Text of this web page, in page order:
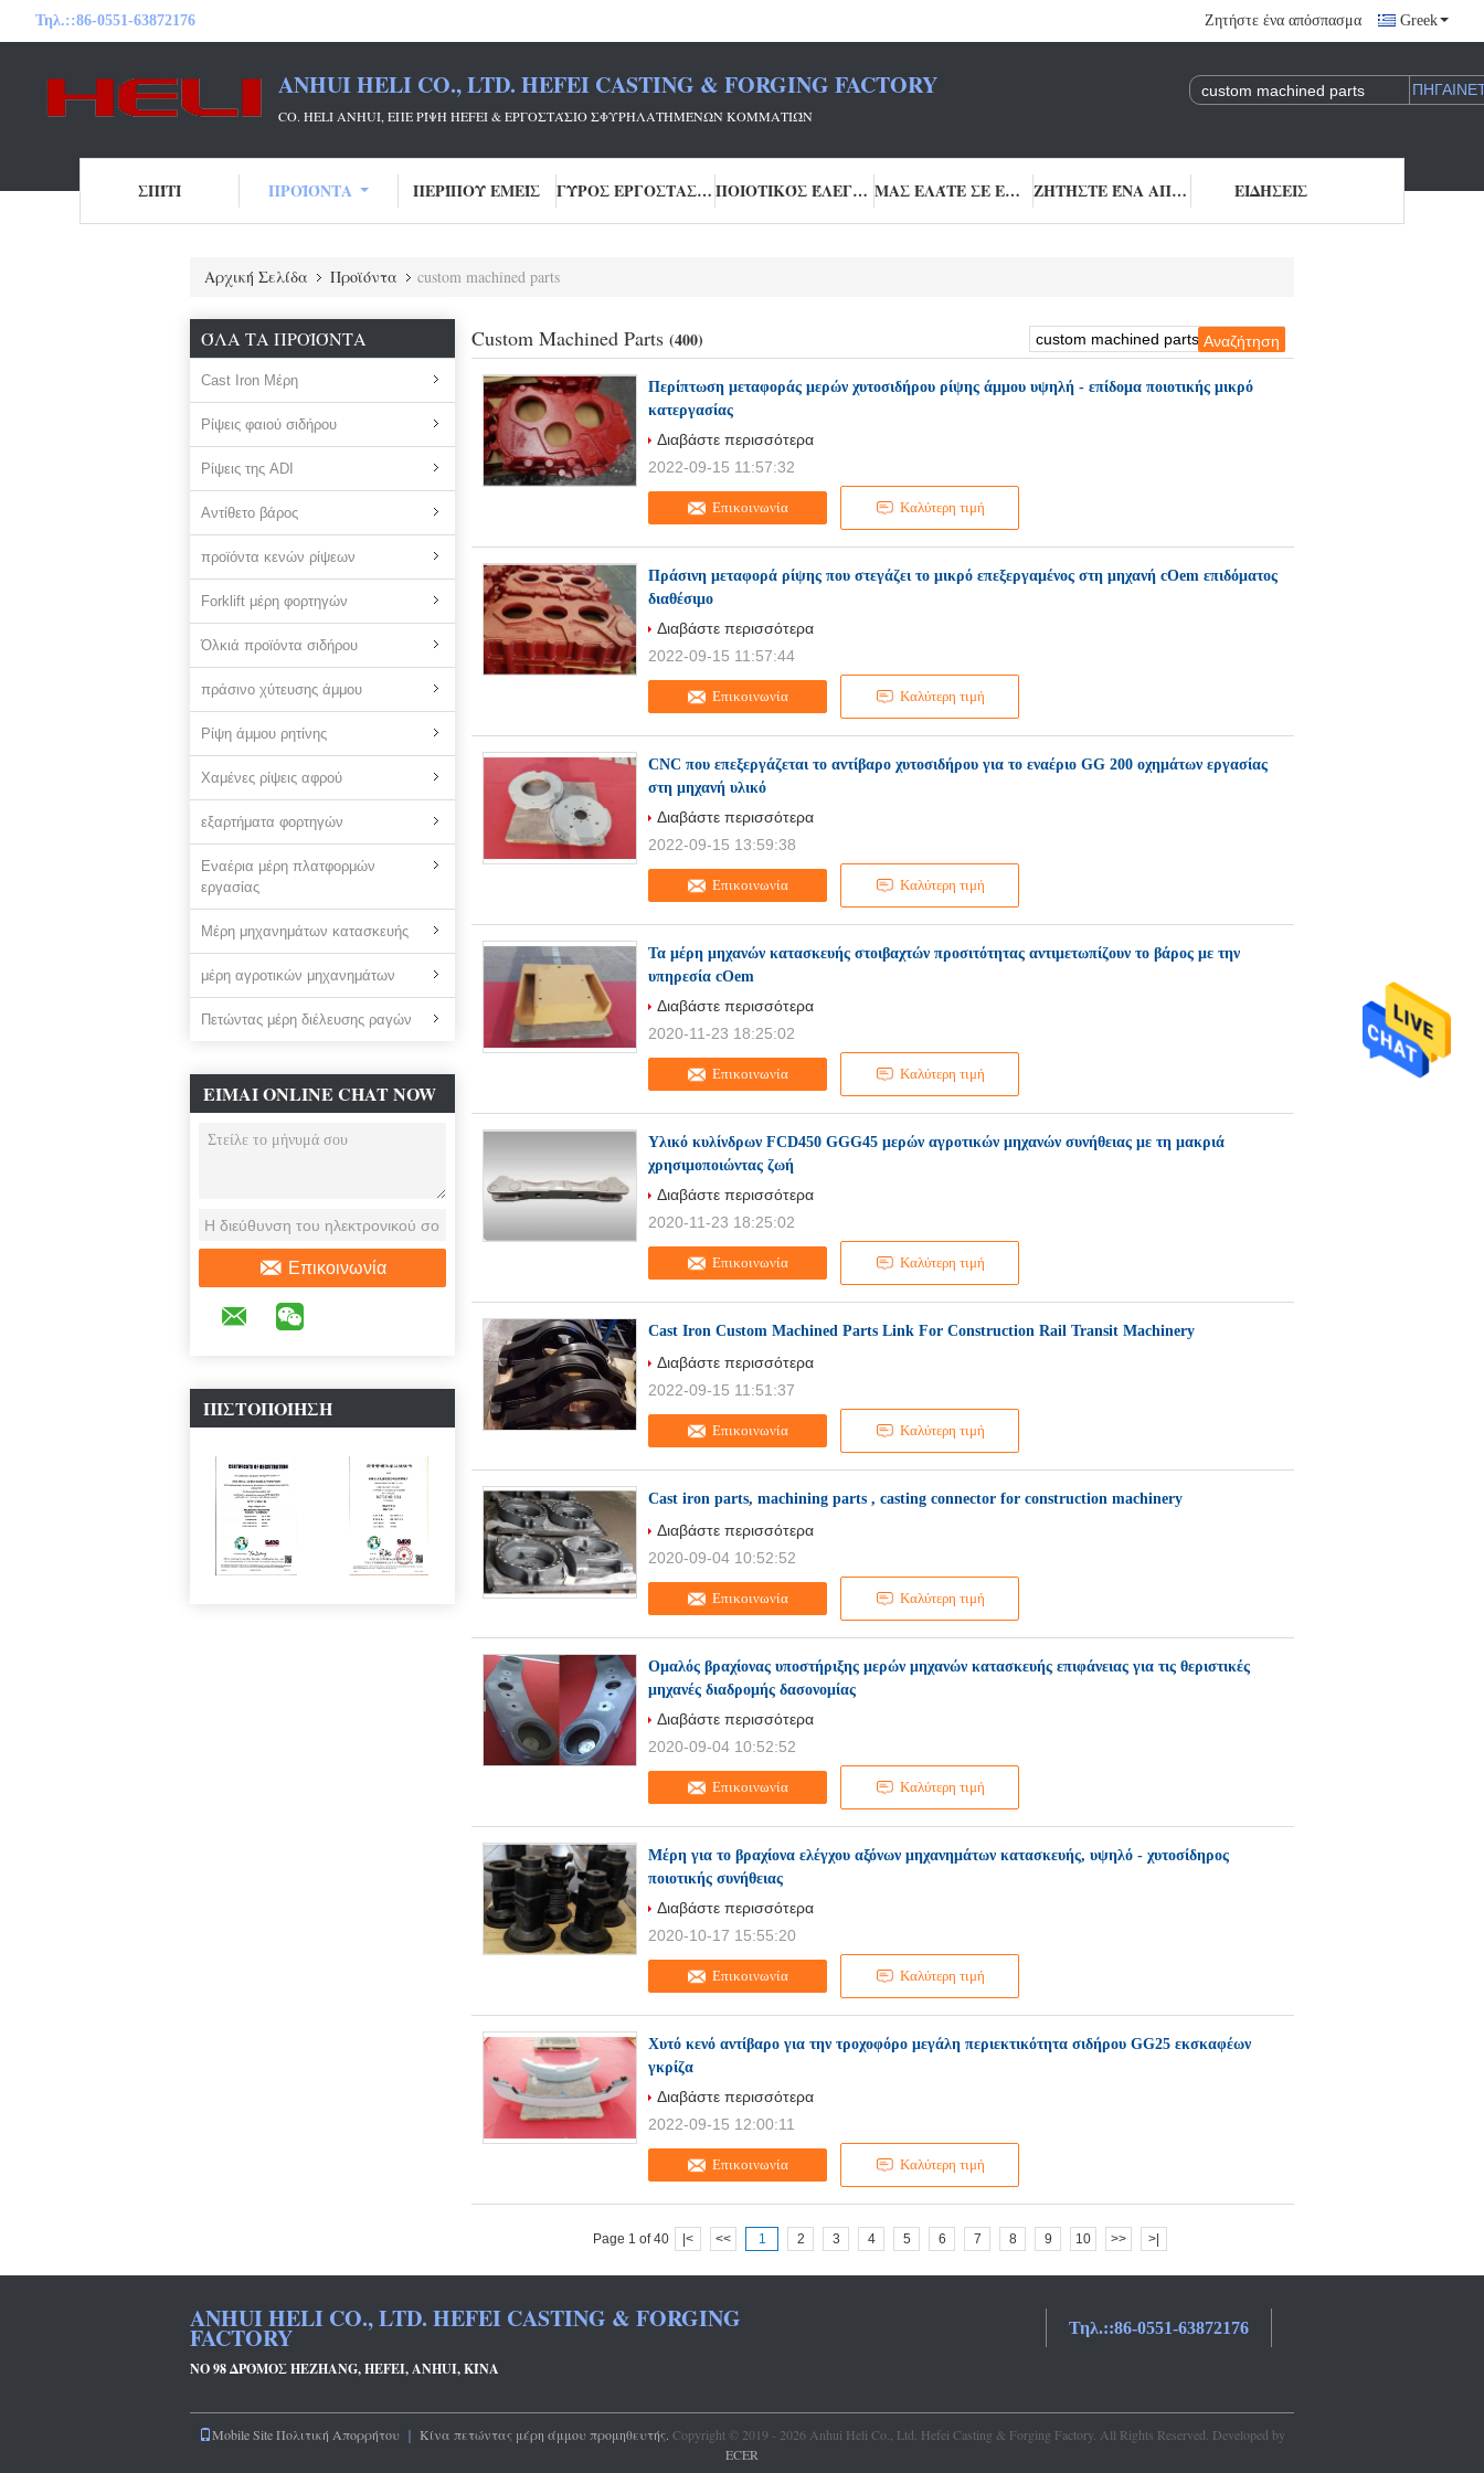
Τηλ.::86-0551-63872176 Ζητήστε ένα απόσπασμα Greek
ANHUI HELI CO., LTD. HEFEI CASTING & FORGING FACTORY
CO. HELI ANHUI, ΕΠΕ ΡΊΨΗ HEFEI & ΕΡΓΟΣΤΆΣΙΟ ΣΦΥΡΗΛΑΤΗΜΈΝΩΝ ΚΟΜΜΑΤΙΏΝ
ΣΠΊΤΙ ΠΡΟΪΌΝΤΑ ΠΕΡΊΠΟΥ ΕΜΕΊΣ ΓΎΡΟΣ ΕΡΓΟΣΤΑΣΊΩΝ ΠΟΙΟΤΙΚΌΣ ΈΛΕΓΧΟΣ ΜΑΣ ΕΛΆΤΕ ΣΕ ΕΠΑΦΉ ΜΕ ΖΗΤΉΣΤΕ ΈΝΑ ΑΠΌΣΠΑΣΜΑ ΕΙΔΉΣΕΙΣ
Αρχική Σελίδα Προϊόντα custom machined parts
ΌΛΑ ΤΑ ΠΡΟΪΌΝΤΑ
Cast Iron Μέρη
Ρίψεις φαιού σιδήρου
Ρίψεις της ADI
Αντίθετο βάρος
προϊόντα κενών ρίψεων
Forklift μέρη φορτηγών
Όλκιά προϊόντα σιδήρου
πράσινο χύτευσης άμμου
Ρίψη άμμου ρητίνης
Χαμένες ρίψεις αφρού
εξαρτήματα φορτηγών
Εναέρια μέρη πλατφορμών
εργασίας
Μέρη μηχανημάτων κατασκευής
μέρη αγροτικών μηχανημάτων
Πετώντας μέρη διέλευσης ραγών
ΕΊΜΑΙ ONLINE CHAT NOW
Επικοινωνία
ΠΙΣΤΟΠΟΊΗΣΗ
Custom Machined Parts (400)
Περίπτωση μεταφοράς μερών χυτοσιδήρου ρίψης άμμου υψηλή - επίδομα ποιοτικής μικρό
κατεργασίας
Επικοινωνία Καλύτερη τιμή
Διαβάστε περισσότερα
2022-09-15 11:57:32
Πράσινη μεταφορά ρίψης που στεγάζει το μικρό επεξεργαμένος στη μηχανή cOem επιδόματος
διαθέσιμο
Επικοινωνία Καλύτερη τιμή
Διαβάστε περισσότερα
2022-09-15 11:57:44
CNC που επεξεργάζεται το αντίβαρο χυτοσιδήρου για το εναέριο GG 200 οχημάτων εργασίας
στη μηχανή υλικό
Επικοινωνία Καλύτερη τιμή
Διαβάστε περισσότερα
2022-09-15 13:59:38
Τα μέρη μηχανών κατασκευής στοιβαχτών προσιτότητας αντιμετωπίζουν το βάρος με την
υπηρεσία cOem
Επικοινωνία Καλύτερη τιμή
Διαβάστε περισσότερα
2020-11-23 18:25:02
Υλικό κυλίνδρων FCD450 GGG45 μερών αγροτικών μηχανών συνήθειας με τη μακριά
χρησιμοποιώντας ζωή
Επικοινωνία Καλύτερη τιμή
Διαβάστε περισσότερα
2020-11-23 18:25:02
Cast Iron Custom Machined Parts Link For Construction Rail Transit Machinery
Επικοινωνία Καλύτερη τιμή
Διαβάστε περισσότερα
2022-09-15 11:51:37
Cast iron parts, machining parts , casting connector for construction machinery
Επικοινωνία Καλύτερη τιμή
Διαβάστε περισσότερα
2020-09-04 10:52:52
Ομαλός βραχίονας υποστήριξης μερών μηχανών κατασκευής επιφάνειας για τις θεριστικές
μηχανές διαδρομής δασονομίας
Επικοινωνία Καλύτερη τιμή
Διαβάστε περισσότερα
2020-09-04 10:52:52
Μέρη για το βραχίονα ελέγχου αξόνων μηχανημάτων κατασκευής, υψηλό - χυτοσίδηρος
ποιοτικής συνήθειας
Επικοινωνία Καλύτερη τιμή
Διαβάστε περισσότερα
2020-10-17 15:55:20
Χυτό κενό αντίβαρο για την τροχοφόρο μεγάλη περιεκτικότητα σιδήρου GG25 εκσκαφέων
γκρίζα
Επικοινωνία Καλύτερη τιμή
Διαβάστε περισσότερα
2022-09-15 12:00:11
Page 1 of 40 |< << 1 2 3 4 5 6 7 8 9 10 >> >|
ANHUI HELI CO., LTD. HEFEI CASTING & FORGING
FACTORY
ΝΟ 98 ΔΡΌΜΟΣ HEZHANG, HEFEI, ANHUI, ΚΊΝΑ
Τηλ.::86-0551-63872176
Mobile SiteΠολιτική Απορρήτου ｜ Κίνα πετώντας μέρη άμμου προμηθευτής. Copyright © 2019 - 2026 Anhui Heli Co., Ltd. Hefei Casting & Forging Factory. All Rights Reserved. Developed by
ECER